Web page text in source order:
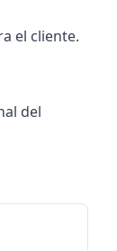
el cliente.
del